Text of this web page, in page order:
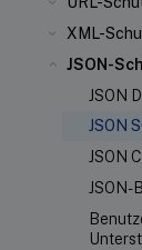
XML-
JSON-
JSON
JSON
JSON